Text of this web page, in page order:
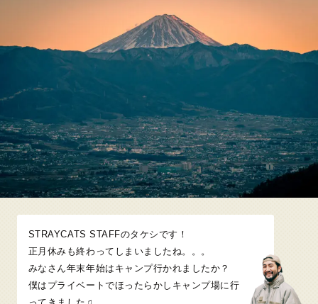
STRAYCATS STAFFのタケシです！
正月休みも終わってしまいましたね。。。
みなさん年末年始はキャンプ行かれましたか？
僕はプライベートでほったらかしキャンプ場に行